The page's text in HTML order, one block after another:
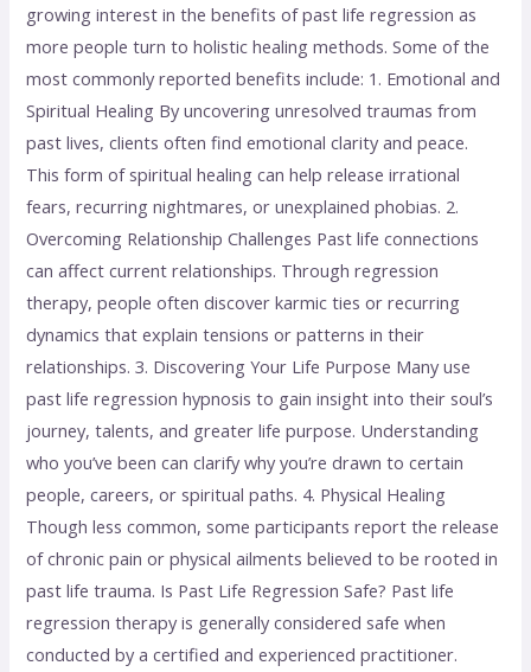
growing interest in the benefits of past life regression as
more people turn to holistic healing methods. Some of the
most commonly reported benefits include: 1. Emotional and
Spiritual Healing By uncovering unresolved traumas from
past lives, clients often find emotional clarity and peace.
This form of spiritual healing can help release irrational
fears, recurring nightmares, or unexplained phobias. 2.
Overcoming Relationship Challenges Past life connections
can affect current relationships. Through regression
therapy, people often discover karmic ties or recurring
dynamics that explain tensions or patterns in their
relationships. 3. Discovering Your Life Purpose Many use
past life regression hypnosis to gain insight into their soul’s
journey, talents, and greater life purpose. Understanding
who you’ve been can clarify why you’re drawn to certain
people, careers, or spiritual paths. 4. Physical Healing
Though less common, some participants report the release
of chronic pain or physical ailments believed to be rooted in
past life trauma. Is Past Life Regression Safe? Past life
regression therapy is generally considered safe when
conducted by a certified and experienced practitioner.